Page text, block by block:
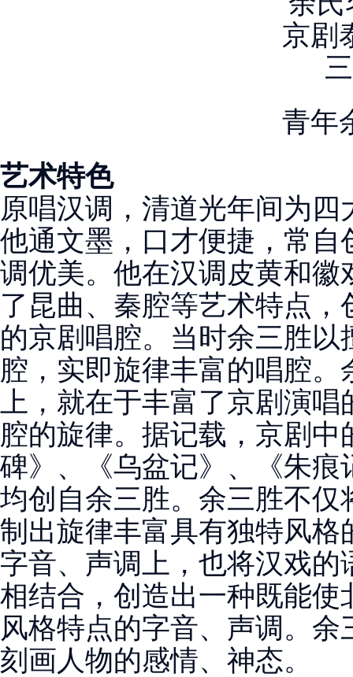
青年
艺术特色
原唱汉调，清道光年间为
他通文墨，口才便捷，常
调优美。他在汉调皮黄和
了昆曲、秦腔等艺术特点
的京剧唱腔。当时余三胜以
腔，实即旋律丰富的唱腔
上，就在于丰富了京剧演
腔的旋律。据记载，京剧
碑》、《乌盆记》、《朱
均创自余三胜。余三胜不
制出旋律丰富具有独特风
字音、声调上，也将汉戏
相结合，创造出一种既能
风格特点的字音、声调。
刻画人物的感情、神态。